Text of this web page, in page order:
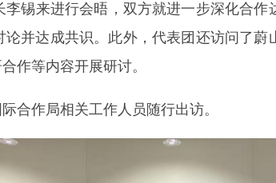
锡来进行会晤，双方就进一步深化合
并达成共识。此外，代表团还访问了
作等内容开展研讨。
作局相关工作人员随行出访。